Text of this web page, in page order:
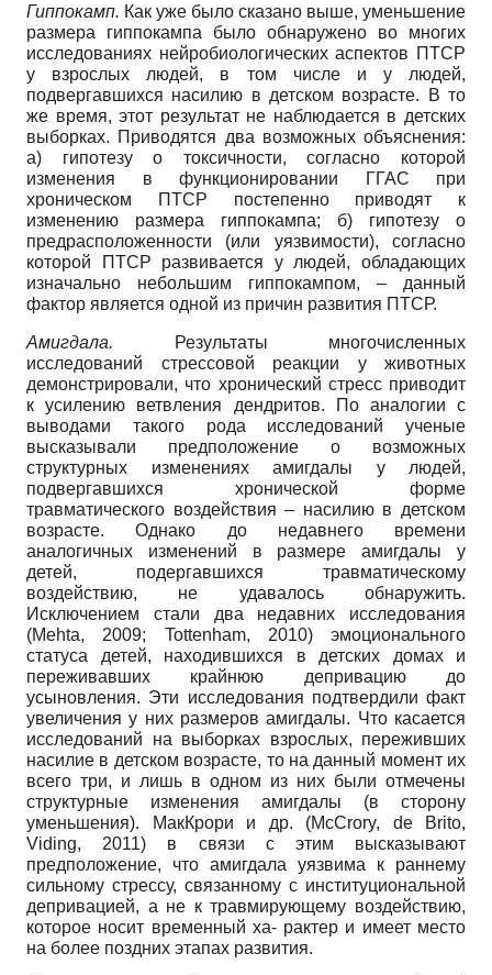
Гиппокамп. Как уже было сказано выше, уменьшение
размера гиппокампа было обнаружено во многих
исследованиях нейробиологических аспектов ПТСР
у взрослых людей, в том числе и у людей,
подвергавшихся насилию в детском возрасте. В то
же время, этот результат не наблюдается в детских
выборках. Приводятся два возможных объяснения:
а) гипотезу о токсичности, согласно которой
изменения в функционировании ГГАС при
хроническом ПТСР постепенно приводят к
изменению размера гиппокампа; б) гипотезу о
предрасположенности (или уязвимости), согласно
которой ПТСР развивается у людей, обладающих
изначально небольшим гиппокампом, – данный
фактор является одной из причин развития ПТСР.
Амигдала. Результаты многочисленных
исследований стрессовой реакции у животных
демонстрировали, что хронический стресс приводит
к усилению ветвления дендритов. По аналогии с
выводами такого рода исследований ученые
высказывали предположение о возможных
структурных изменениях амигдалы у людей,
подвергавшихся хронической форме
травматического воздействия – насилию в детском
возрасте. Однако до недавнего времени
аналогичных изменений в размере амигдалы у
детей, подергавшихся травматическому
воздействию, не удавалось обнаружить.
Исключением стали два недавних исследования
(Mehta, 2009; Tottenham, 2010) эмоционального
статуса детей, находившихся в детских домах и
переживавших крайнюю депривацию до
усыновления. Эти исследования подтвердили факт
увеличения у них размеров амигдалы. Что касается
исследований на выборках взрослых, переживших
насилие в детском возрасте, то на данный момент их
всего три, и лишь в одном из них были отмечены
структурные изменения амигдалы (в сторону
уменьшения). МакКрори и др. (McCrory, de Brito,
Viding, 2011) в связи с этим высказывают
предположение, что амигдала уязвима к раннему
сильному стрессу, связанному с институциональной
депривацией, а не к травмирующему воздействию,
которое носит временный ха- рактер и имеет место
на более поздних этапах развития.